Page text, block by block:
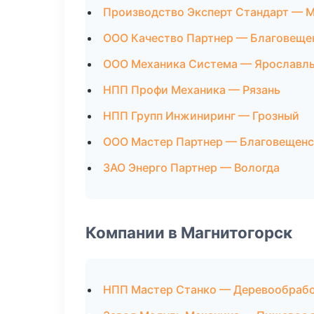
Производство Эксперт Стандарт —
ООО Качество Партнер —
ООО Механика Система —
НПП Профи Механика — Рязань
НПП Групп Инжиниринг — Грозный
ООО Мастер Партнер —
ЗАО Энерго Партнер — Вологда
Компании в Магнитогорск
НПП Мастер Станко —